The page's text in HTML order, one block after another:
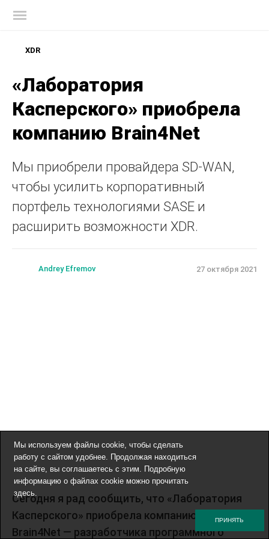
XDR
«Лаборатория
Касперского» приобрела
компанию Brain4Net
Мы приобрели провайдера SD-WAN,
чтобы усилить корпоративный
портфель технологиями SASE и
расширить возможности XDR.
Andrey Efremov 27 октября 2021
Сегодня я рад сообщить, что «Лаборатория
Касперского» приобрела компанию
Brain4Net — разработчика программного
Мы используем файлы cookie, чтобы сделать
работу с сайтом удобнее. Продолжая находиться
на сайте, вы соглашаетесь с этим. Подробную
информацию о файлах cookie можно прочитать
здесь.
ПРИНЯТЬ